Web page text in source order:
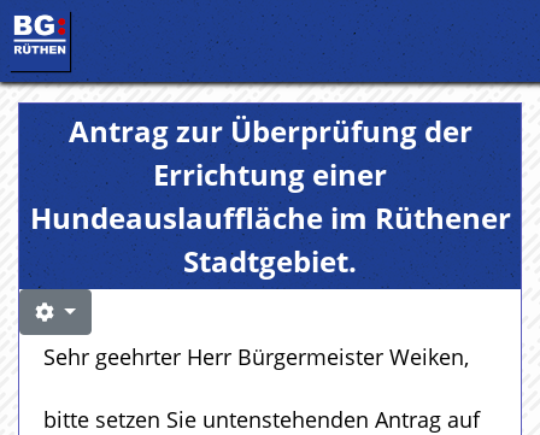
Antrag zur Überprüfung der
Errichtung einer
Hundeauslauffläche im Rüthener
Stadtgebiet.
Sehr geehrter Herr Bürgermeister Weiken,
bitte setzen Sie untenstehenden Antrag auf